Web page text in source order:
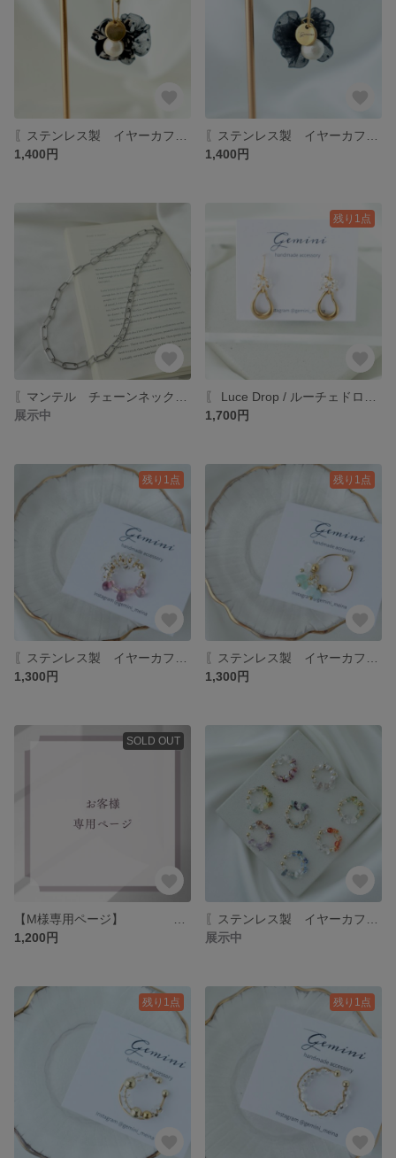
1,400円
1,400円
展示中
残り1点
1,700円
残り1点
1,300円
残り1点
1,300円
SOLD OUT
1,200円
展示中
残り1点 残り1点